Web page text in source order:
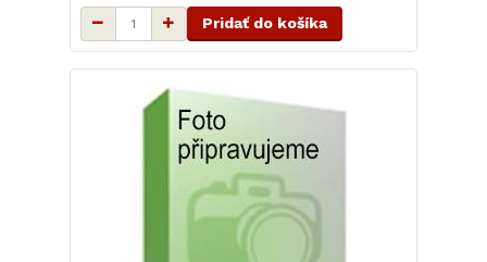
Pridať do košíka